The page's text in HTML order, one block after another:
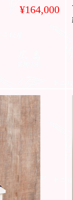
¥164,000